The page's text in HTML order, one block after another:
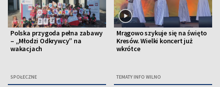
Polska przygoda pełna zabawy
– „Młodzi Odkrywcy” na
wakacjach
SPOŁECZNE
Mrągowo szykuje się na święto
Kresów. Wielki koncert już
wkrótce
TEMATY INFO WILNO